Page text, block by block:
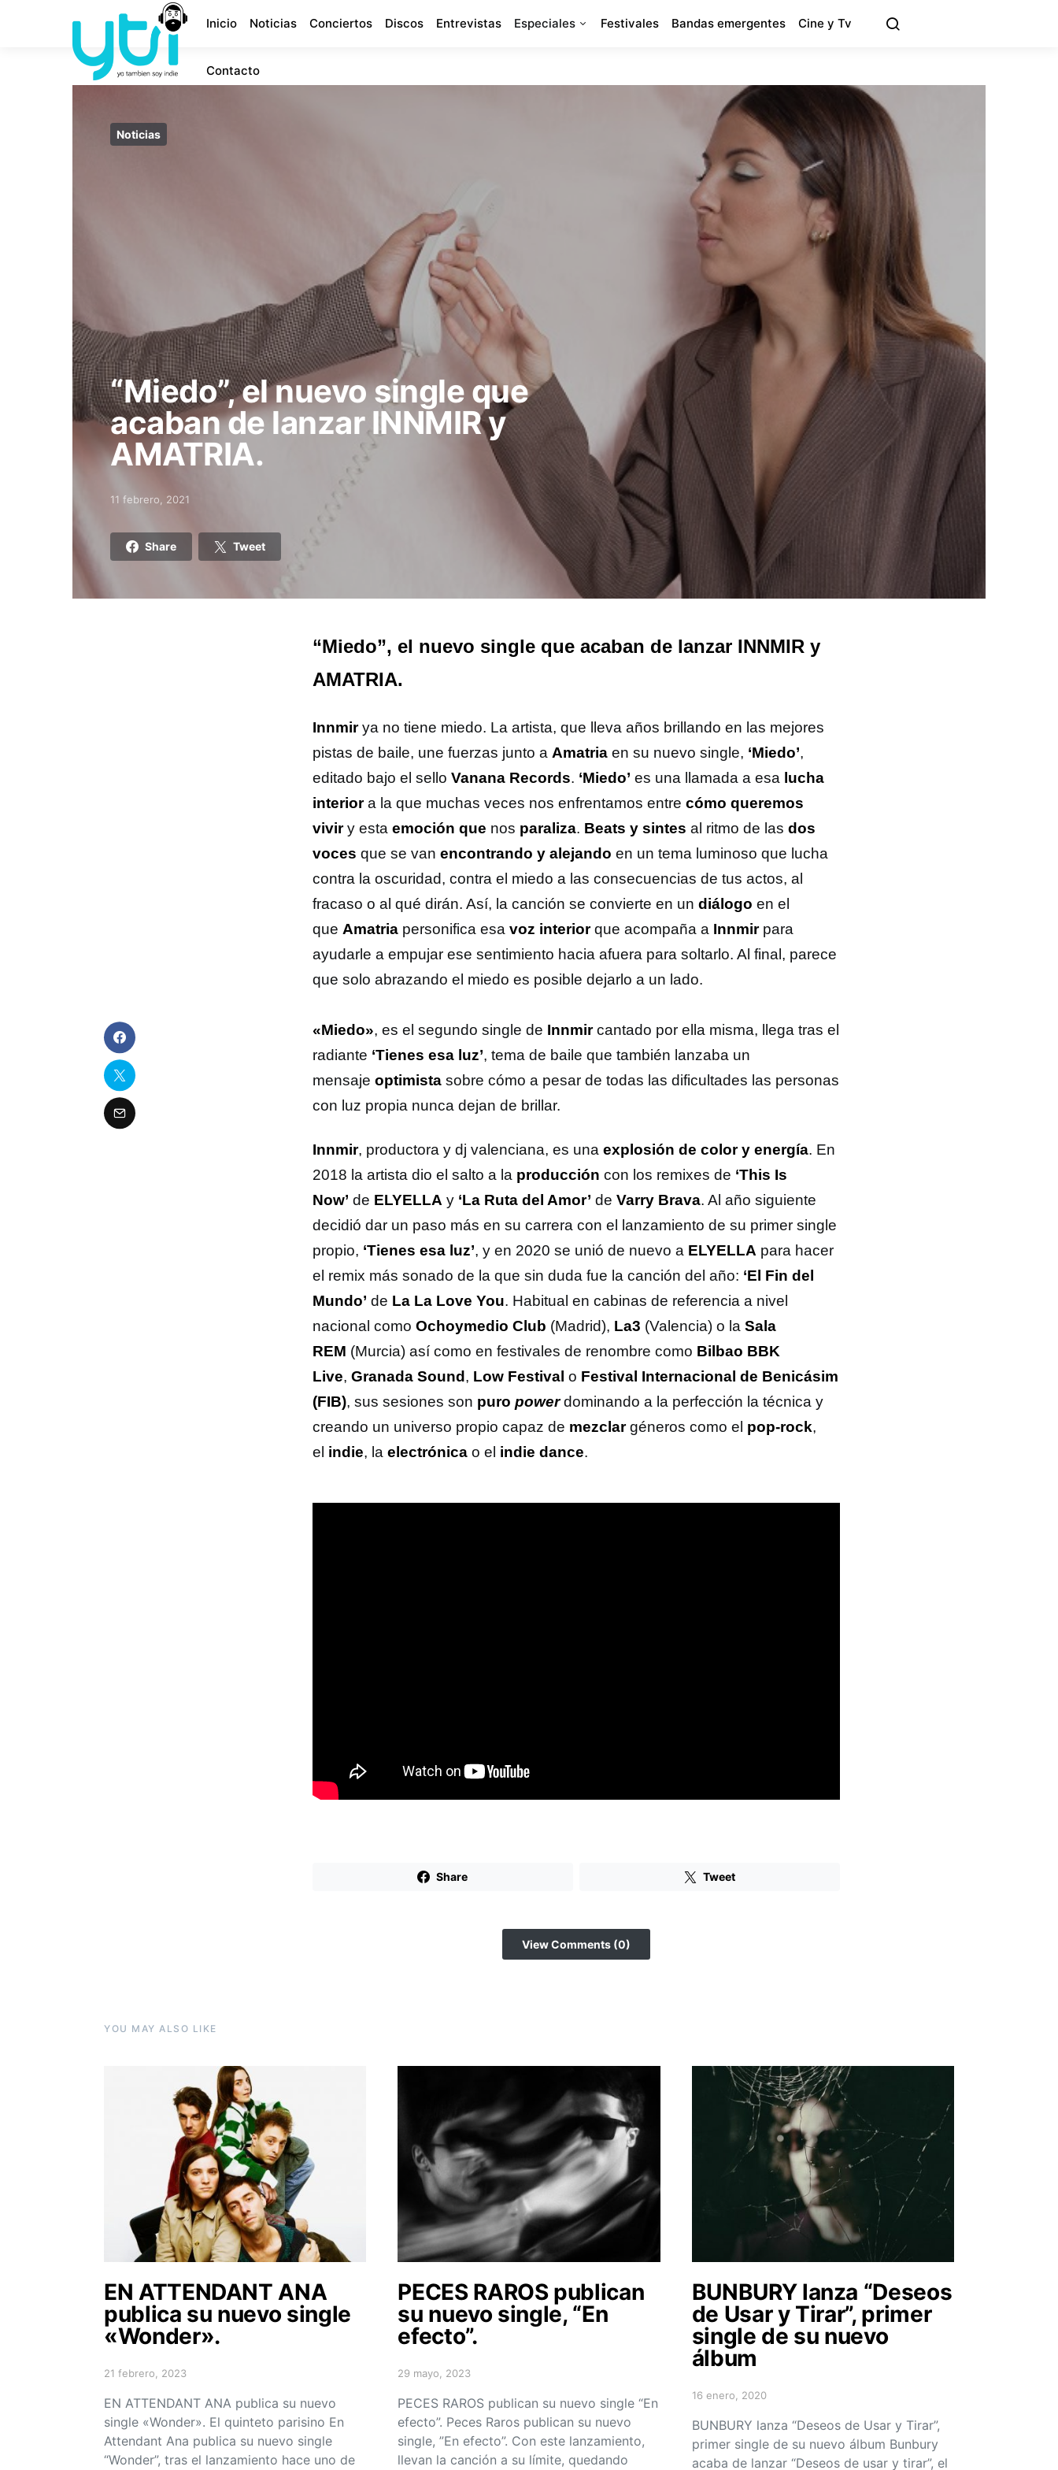
Inicio Noticias Conciertos Discos Entrevistas Especiales Festivales Bandas emergentes Cine y Tv
Contacto
Noticias
“Miedo”, el nuevo single que
acaban de lanzar INNMIR y
AMATRIA.
Posted on
11 febrero, 2021
Share Tweet
“Miedo”, el nuevo single que acaban de lanzar INNMIR y
AMATRIA.
Innmirya no tiene miedo. La artista, que lleva años brillando en las mejores
pistas de baile, une fuerzas junto a Amatria en su nuevo single, ‘Miedo’,
editado bajo el sello Vanana Records. ‘Miedo’ es una llamada a esa lucha
interiora la que muchas veces nos enfrentamos entre cómo queremos
viviry esta emoción que nos paraliza. Beats y sintes al ritmo de las dos
voces que se van encontrando y alejando en un tema luminoso que lucha
contra la oscuridad, contra el miedo a las consecuencias de tus actos, al
fracaso o al qué dirán. Así, la canción se convierte en un diálogo en el
que Amatria personifica esa voz interiorque acompaña a Innmirpara
ayudarle a empujar ese sentimiento hacia afuera para soltarlo. Al final, parece
que solo abrazando el miedo es posible dejarlo a un lado.
«Miedo», es el segundo single de Innmircantado por ella misma, llega tras el
radiante ‘Tienes esa luz’, tema de baile que también lanzaba un
mensaje optimista sobre cómo a pesar de todas las dificultades las personas
con luz propia nunca dejan de brillar.
Innmir, productora y dj valenciana, es una explosión de color y energía. En
2018 la artista dio el salto a la producción con los remixes de ‘This Is
Now’ de ELYELLA y ‘La Ruta del Amor’ de Varry Brava. Al año siguiente
decidió dar un paso más en su carrera con el lanzamiento de su primer single
propio, ‘Tienes esa luz’, y en 2020 se unió de nuevo a ELYELLA para hacer
el remix más sonado de la que sin duda fue la canción del año: ‘El Fin del
Mundo’ de La La Love You. Habitual en cabinas de referencia a nivel
nacional como Ochoymedio Club (Madrid), La3 (Valencia) o la Sala
REM (Murcia) así como en festivales de renombre como Bilbao BBK
Live, Granada Sound , Low Festival o Festival Internacional de Benicásim
(FIB), sus sesiones son puro powerdominando a la perfección la técnica y
creando un universo propio capaz de mezclargéneros como el pop-rock,
el indie, la electrónica o el indie dance.
Share Tweet
View Comments (0)
YOU MAY ALSO LIKE
EN ATTENDANT ANA
publica su nuevo single
«Wonder».
Posted on
21 febrero, 2023
EN ATTENDANT ANA publica su nuevo
single «Wonder». El quinteto parisino En
Attendant Ana publica su nuevo single
“Wonder”, tras el lanzamiento hace uno de
PECES RAROS publican
su nuevo single, “En
efecto”.
Posted on
29 mayo, 2023
PECES RAROS publican su nuevo single “En
efecto”. Peces Raros publican su nuevo
single, ”En efecto”. Con este lanzamiento,
llevan la canción a su límite, quedando
BUNBURY lanza “Deseos
de Usar y Tirar”, primer
single de su nuevo
álbum
Posted on
16 enero, 2020
BUNBURY lanza “Deseos de Usar y Tirar”,
primer single de su nuevo álbum Bunbury
acaba de lanzar “Deseos de usar y tirar”, el